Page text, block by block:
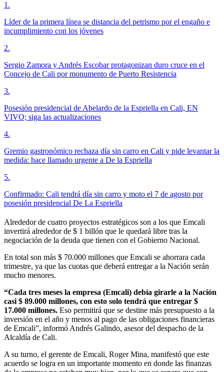
1 .
Líder de la primera línea se distancia del petrismo por el engaño e
incumplimiento con los jóvenes
2.
Sergio Zamora y Andrés Escobar protagonizan duro cruce en el
Concejo de Cali por monumento de Puerto Resistencia
3.
Posesión presidencial de Abelardo de la Espriella en Cali, EN
VIVO; siga las actualizaciones
4.
Gremio gastronómico rechaza día sin carro en Cali y pide levantar la
medida: hace llamado urgente a De la Espriella
5.
Confirmado: Cali tendrá día sin carro y moto el 7 de agosto por
posesión presidencial De La Espriella
Alrededor de cuatro proyectos estratégicos son a los que Emcali
invertirá alrededor de $ 1 billón que le quedará libre tras la
negociación de la deuda que tienen con el Gobierno Nacional.
En total son más $ 70.000 millones que Emcali se ahorrara cada
trimestre, ya que las cuotas que deberá entregar a la Nación serán
mucho menores.
“Cada tres meses la empresa (Emcali) debía girarle a la Nación
casi $ 89.000 millones, con esto solo tendrá que entregar $
17.000 millones. Eso permitirá que se destine más presupuesto a la
inversión en el año y menos al pago de las obligaciones financieras
de Emcali”, informó Andrés Galindo, asesor del despacho de la
Alcaldía de Cali.
A su turno, el gerente de Emcali, Roger Mina, manifestó que este
acuerdo se logra en un importante momento en donde las finanzas